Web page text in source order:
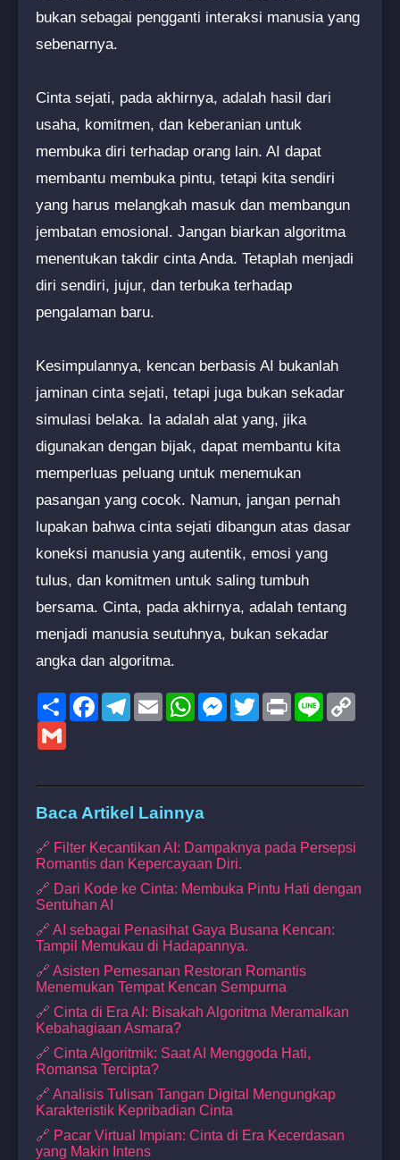
bukan sebagai pengganti interaksi manusia yang
sebenarnya.
Cinta sejati, pada akhirnya, adalah hasil dari
usaha, komitmen, dan keberanian untuk
membuka diri terhadap orang lain. AI dapat
membantu membuka pintu, tetapi kita sendiri
yang harus melangkah masuk dan membangun
jembatan emosional. Jangan biarkan algoritma
menentukan takdir cinta Anda. Tetaplah menjadi
diri sendiri, jujur, dan terbuka terhadap
pengalaman baru.
Kesimpulannya, kencan berbasis AI bukanlah
jaminan cinta sejati, tetapi juga bukan sekadar
simulasi belaka. Ia adalah alat yang, jika
digunakan dengan bijak, dapat membantu kita
memperluas peluang untuk menemukan
pasangan yang cocok. Namun, jangan pernah
lupakan bahwa cinta sejati dibangun atas dasar
koneksi manusia yang autentik, emosi yang
tulus, dan komitmen untuk saling tumbuh
bersama. Cinta, pada akhirnya, adalah tentang
menjadi manusia seutuhnya, bukan sekadar
angka dan algoritma.
ShareFacebookTelegram
EmailWhatsAppMessenger
TwitterPrint Line
Baca Artikel Lainnya
🔗 Filter Kecantikan AI: Dampaknya pada Persepsi
Romantis dan Kepercayaan Diri.
🔗 Dari Kode ke Cinta: Membuka Pintu Hati dengan
Sentuhan AI
🔗 AI sebagai Penasihat Gaya Busana Kencan:
Tampil Memukau di Hadapannya.
🔗 Asisten Pemesanan Restoran Romantis
Menemukan Tempat Kencan Sempurna
🔗 Cinta di Era AI: Bisakah Algoritma Meramalkan
Kebahagiaan Asmara?
🔗 Cinta Algoritmik: Saat AI Menggoda Hati,
Romansa Tercipta?
🔗 Analisis Tulisan Tangan Digital Mengungkap
Karakteristik Kepribadian Cinta
🔗 Pacar Virtual Impian: Cinta di Era Kecerdasan
yang Makin Intens